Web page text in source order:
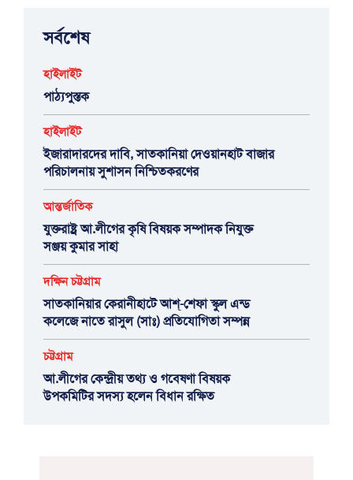
সর্বশেষ
হাইলাইট
পাঠ্যপুস্তক
হাইলাইট
ইজারাদারদের দাবি, সাতকানিয়া দেওয়ানহাট বাজার
পরিচালনায় সুশাসন নিশ্চিতকরণের
আন্তর্জাতিক
যুক্তরাষ্ট্র আ.লীগের কৃষি বিষয়ক সম্পাদক নিযুক্ত
সঞ্জয় কুমার সাহা
দক্ষিন চট্টগ্রাম
সাতকানিয়ার কেরানীহাটে আশ্-শেফা স্কুল এন্ড
কলেজে নাতে রাসুল (সাঃ) প্রতিযোগিতা সম্পন্ন
চট্টগ্রাম
আ.লীগের কেন্দ্রীয় তথ্য ও গবেষণা বিষয়ক
উপকমিটির সদস্য হলেন বিধান রক্ষিত